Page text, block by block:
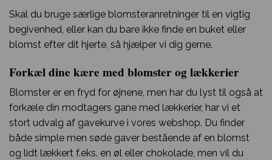
Skal du bruge særlige blomsteranretninger til en vigtig
begivenhed, eller kan du bare ikke finde en buket eller
blomst efter dit hjerte, så hjælper vi dig gerne.
Forkæl dine kære med blomster og lækkerier
Blomster er en fryd for øjnene, men har du lyst til også at
forkæle din modtagers gane med lækkerier, har vi et
stort udvalg af gavekurve i vores webshop. Du finder
både simple men søde gaver bestående af en blomst
og lidt lækkert f.eks. en øl eller chokolade, men vil du